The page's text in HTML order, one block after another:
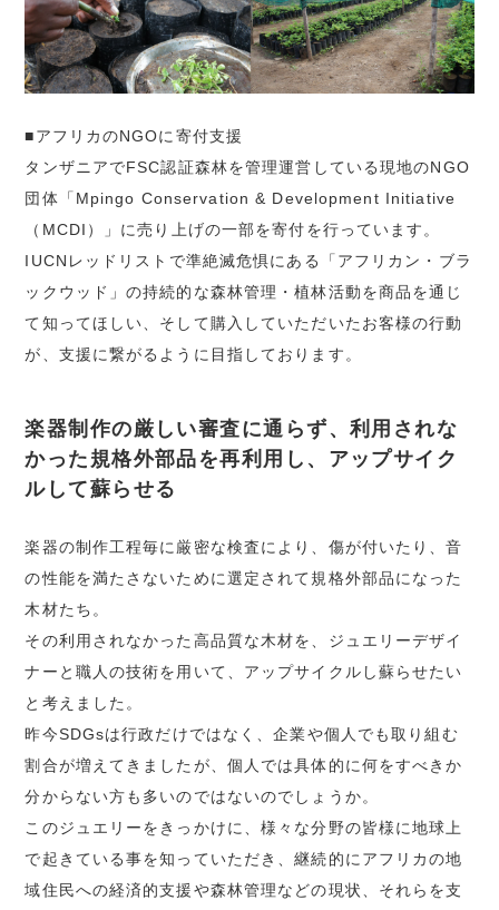
■アフリカのNGOに寄付支援
タンザニアでFSC認証森林を管理運営している現地のNGO
団体「Mpingo Conservation & Development Initiative
（MCDI）」に売り上げの一部を寄付を行っています。
IUCNレッドリストで準絶滅危惧にある「アフリカン・ブラ
ックウッド」の持続的な森林管理・植林活動を商品を通じ
て知ってほしい、そして購入していただいたお客様の行動
が、支援に繋がるように目指しております。
楽器制作の厳しい審査に通らず、利用されな
かった規格外部品を再利用し、アップサイク
ルして蘇らせる
楽器の制作工程毎に厳密な検査により、傷が付いたり、音
の性能を満たさないために選定されて規格外部品になった
木材たち。
その利用されなかった高品質な木材を、ジュエリーデザイ
ナーと職人の技術を用いて、アップサイクルし蘇らせたい
と考えました。
昨今SDGsは行政だけではなく、企業や個人でも取り組む
割合が増えてきましたが、個人では具体的に何をすべきか
分からない方も多いのではないのでしょうか。
このジュエリーをきっかけに、様々な分野の皆様に地球上
で起きている事を知っていただき、継続的にアフリカの地
域住民への経済的支援や森林管理などの現状、それらを支